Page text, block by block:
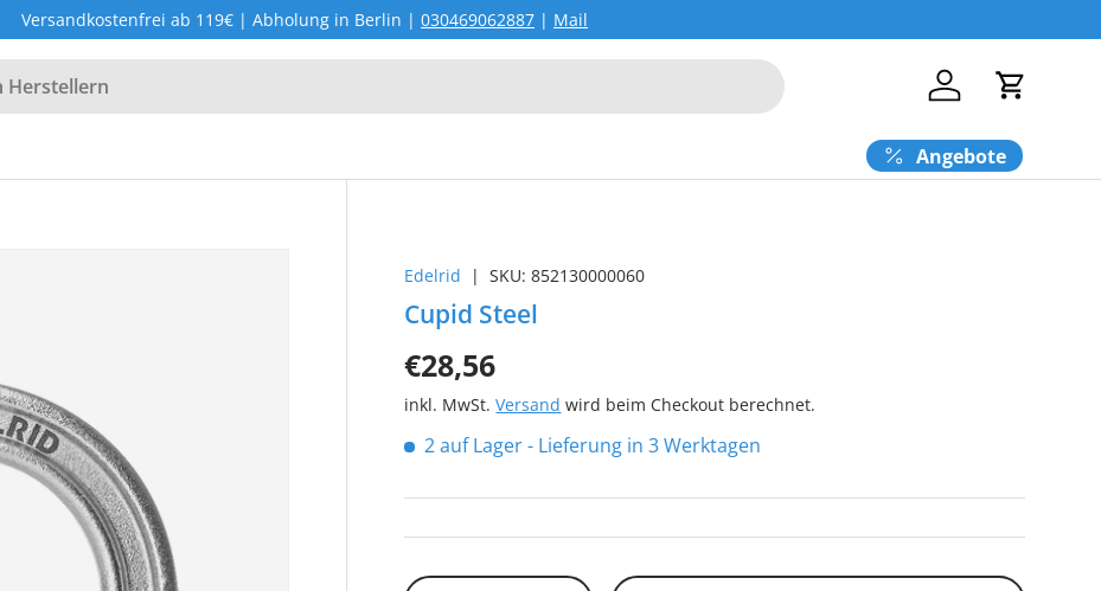
Versandkostenfrei ab 119€ | Abholung in Berlin | 030469062887 | Mail
Einloggen
Angebote
Edelrid |SKU:852130000060
Cupid Steel
€28,56
inkl. MwSt.Versand wird beim Checkout berechnet.
2 auf Lager - Lieferung in 3 Werktagen